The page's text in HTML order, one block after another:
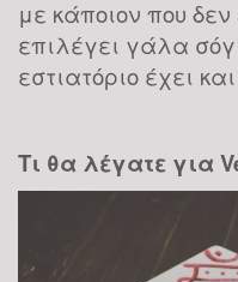
με κάποιον που
επιλέγει γάλα
εστιατόριο έχει
Τι θα λέγατε για